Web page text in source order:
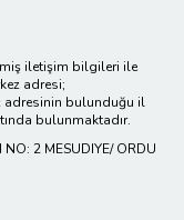
Edilir?
bant
çivi
iletişim bilgileri ile
adresi;
adresinin bulunduğu il
bulunmaktadır.
2 MESUDIYE/ ORDU